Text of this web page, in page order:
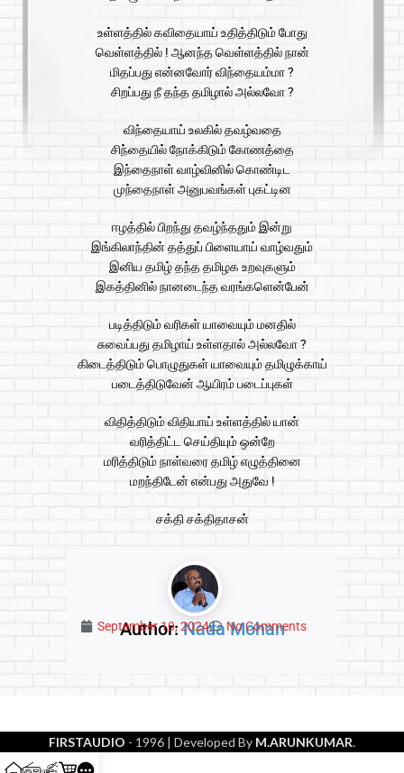
உள்ளத்தில் கவிதையாய் உதித்திடும் போது
வெள்ளத்தில் ! ஆனந்த வெள்ளத்தில் நான்
மிதப்பது என்னவோர் விந்தையம்மா ?
சிறப்பது நீ தந்த தமிழால் அல்லவோ ?
விந்தையாய் உலகில் தவழ்வதை
சிந்தையில் நோக்கிடும் கோணத்தை
இந்தைநாள் வாழ்வினில் கொண்டிட
முந்தைநாள் அனுபவங்கள் புகட்டின
ஈழத்தில் பிறந்து தவழ்ந்ததும் இன்று
இங்கிலாந்தின் தத்துப் பிளையாய் வாழ்வதும்
இனிய தமிழ் தந்த தமிழக உறவுகளும்
இகத்தினில் நானடைந்த வரங்களென்பேன்
படித்திடும் வரிகள் யாவையும் மனதில்
சுவைப்பது தமிழாய் உள்ளதால் அல்லவோ ?
கிடைத்திடும் பொழுதுகள் யாவையும் தமிழுக்காய்
படைத்திடுவேன் ஆயிரம் படைப்புகள்
விதித்திடும் விதியாய் உள்ளத்தில் யான்
வரித்திட்ட செய்தியும் ஒன்றே
மரித்திடும் நாள்வரை தமிழ் எழுத்தினை
மறந்திடேன் என்பது அதுவே !
சக்தி சக்திதாசன்
Author:Nada Mohan
September 10, 2024 No Comments
FIRSTAUDIO - 1996 | Developed By M.ARUNKUMAR.